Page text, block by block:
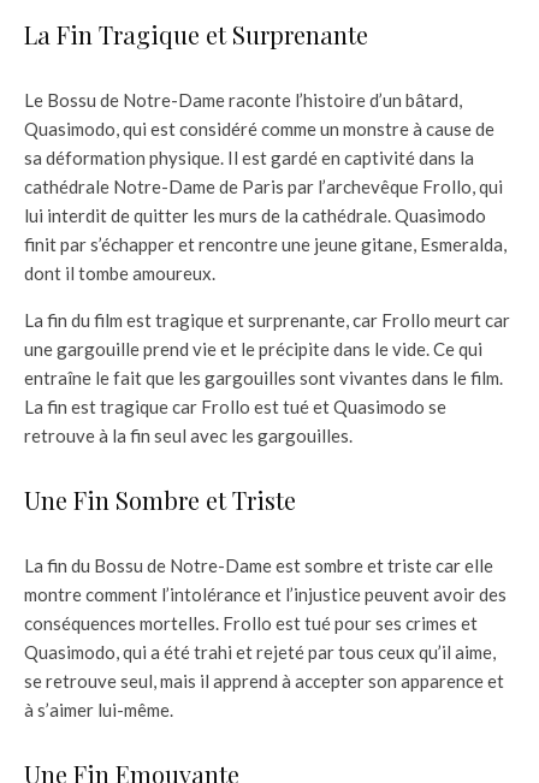
La Fin Tragique et Surprenante
Le Bossu de Notre-Dame raconte l’histoire d’un bâtard,
Quasimodo, qui est considéré comme un monstre à cause de
sa déformation physique. Il est gardé en captivité dans la
cathédrale Notre-Dame de Paris par l’archevêque Frollo, qui
lui interdit de quitter les murs de la cathédrale. Quasimodo
finit par s’échapper et rencontre une jeune gitane, Esmeralda,
dont il tombe amoureux.
La fin du film est tragique et surprenante, car Frollo meurt car
une gargouille prend vie et le précipite dans le vide. Ce qui
entraîne le fait que les gargouilles sont vivantes dans le film.
La fin est tragique car Frollo est tué et Quasimodo se
retrouve à la fin seul avec les gargouilles.
Une Fin Sombre et Triste
La fin du Bossu de Notre-Dame est sombre et triste car elle
montre comment l’intolérance et l’injustice peuvent avoir des
conséquences mortelles. Frollo est tué pour ses crimes et
Quasimodo, qui a été trahi et rejeté par tous ceux qu’il aime,
se retrouve seul, mais il apprend à accepter son apparence et
à s’aimer lui-même.
Une Fin Emouvante